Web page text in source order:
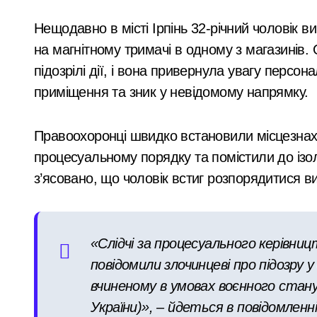
У Київській області 6 серпня
«Зловмисна схема в Києві: корупція
«Метро не зможе вмістити всіх»:
Розвиток резервного
Смертельний обстріл станції на
Жахливі умови для дітей: у
У Києві розпочали розслідування
Почему предприниматели выбирают
Більше 442 тисяч ВПО у Києві: як
Обіцяли величезні доходи, але
Нещодавно в місті Ірпінь 32-річний чоловік
на магнітному тримачі в одному з
підозрілі дії, і вона привернула увагу
приміщення та зник у невідомому напрямку.
Правоохоронці швидко встановили
процесуальному порядку та помістили до
з’ясовано, що чоловік встиг розпорядитися
«Слідчі за процесуального
повідомили злочинцеві про
вчиненому в умовах воєнного
України)», – йдеться в
діагноз